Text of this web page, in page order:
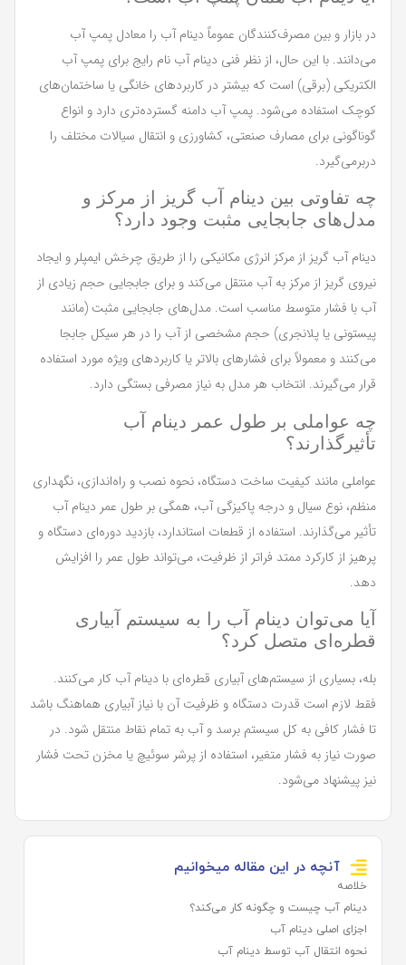
در بازار و بین مصرف‌کنندگان عموماً دینام آب را معادل پمپ آب
می‌دانند. با این حال، از نظر فنی دینام آب نام رایج برای پمپ آب
الکتریکی (برقی) است که بیشتر در کاربردهای خانگی یا ساختمان‌های
کوچک استفاده می‌شود. پمپ آب دامنه گسترده‌تری دارد و انواع
گوناگونی برای مصارف صنعتی، کشاورزی و انتقال سیالات مختلف را
دربرمی‌گیرد.
چه تفاوتی بین دینام آب گریز از مرکز و
مدل‌های جابجایی مثبت وجود دارد؟
دینام آب گریز از مرکز انرژی مکانیکی را از طریق چرخش ایمپلر و ایجاد
نیروی گریز از مرکز به آب منتقل می‌کند و برای جابجایی حجم زیادی از
آب با فشار متوسط مناسب است. مدل‌های جابجایی مثبت (مانند
پیستونی یا پلانجری) حجم مشخصی از آب را در هر سیکل جابجا
می‌کنند و معمولاً برای فشارهای بالاتر یا کاربردهای ویژه مورد استفاده
قرار می‌گیرند. انتخاب هر مدل به نیاز مصرفی بستگی دارد.
چه عواملی بر طول عمر دینام آب
تأثیرگذارند؟
عواملی مانند کیفیت ساخت دستگاه، نحوه نصب و راه‌اندازی، نگهداری
منظم، نوع سیال و درجه پاکیزگی آب، همگی بر طول عمر دینام آب
تأثیر می‌گذارند. استفاده از قطعات استاندارد، بازدید دوره‌ای دستگاه و
پرهیز از کارکرد ممتد فراتر از ظرفیت، می‌تواند طول عمر را افزایش
دهد.
آیا می‌توان دینام آب را به سیستم آبیاری
قطره‌ای متصل کرد؟
بله، بسیاری از سیستم‌های آبیاری قطره‌ای با دینام آب کار می‌کنند.
فقط لازم است قدرت دستگاه و ظرفیت آن با نیاز آبیاری هماهنگ باشد
تا فشار کافی به کل سیستم برسد و آب به تمام نقاط منتقل شود. در
صورت نیاز به فشار متغیر، استفاده از پرشر سوئیچ یا مخزن تحت فشار
نیز پیشنهاد می‌شود.
آنچه در این مقاله میخوانیم
خلاصه
دینام آب چیست و چگونه کار می‌کند؟
اجزای اصلی دینام آب
نحوه انتقال آب توسط دینام آب